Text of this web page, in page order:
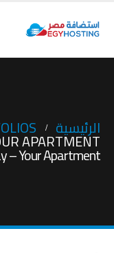
الرئيسية
APARTMENT
– Your Apartment